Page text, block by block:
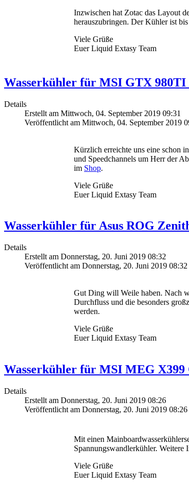
Inzwischen hat Zotac das Layout
herauszubringen. Der Kühler ist
Viele Grüße
Euer Liquid Extasy Team
Wasserkühler für MSI GTX 980TI
Details
Erstellt am Mittwoch, 04. September 2019 09:31
Veröffentlicht am Mittwoch, 04. September 2019
Kürzlich erreichte uns eine schon
und Speedchannels um Herr der
im Shop.
Viele Grüße
Euer Liquid Extasy Team
Wasserkühler für Asus ROG
Details
Erstellt am Donnerstag, 20. Juni 2019 08:32
Veröffentlicht am Donnerstag, 20. Juni 2019 08:32
Gut Ding will Weile haben. Nach
Durchfluss und die besonders
werden.
Viele Grüße
Euer Liquid Extasy Team
Wasserkühler für MSI MEG X399
Details
Erstellt am Donnerstag, 20. Juni 2019 08:26
Veröffentlicht am Donnerstag, 20. Juni 2019 08:26
Mit einen
Spannungswandlerkühler.
Viele Grüße
Euer Liquid Extasy Team